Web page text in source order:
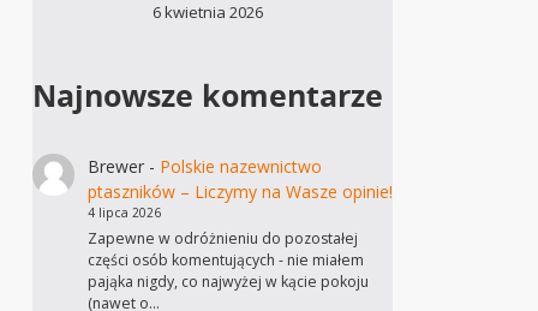
6 kwietnia 2026
Najnowsze komentarze
Brewer- Polskie nazewnictwo
ptaszników – Liczymy na Wasze opinie!
4 lipca 2026
Zapewne w odróżnieniu do pozostałej
części osób komentujących - nie miałem
pająka nigdy, co najwyżej w kącie pokoju
(nawet o…